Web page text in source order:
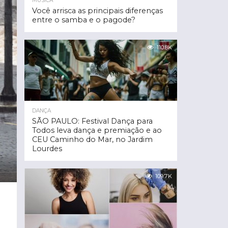
Você arrisca as principais diferenças
entre o samba e o pagode?
110.8K
DANÇA
SÃO PAULO: Festival Dança para
Todos leva dança e premiação e ao
CEU Caminho do Mar, no Jardim
Lourdes
109.7K